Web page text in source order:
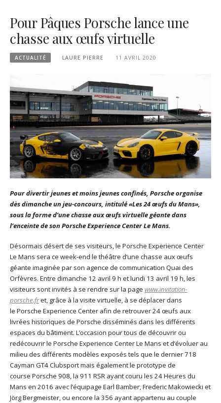
Pour Pâques Porsche lance une
chasse aux œufs virtuelle
ACTUALITÉ LAURE PIERRE 11 AVRIL 2020
Pour divertir jeunes et moins jeunes confinés, Porsche organise
dès dimanche un jeu-concours, intitulé «Les 24 œufs du Mans»,
sous la forme d’une chasse aux œufs virtuelle géante dans
l’enceinte de son Porsche Experience Center Le Mans.
Désormais désert de ses visiteurs, le Porsche Experience Center
Le Mans sera ce week-end le théâtre d’une chasse aux œufs
géante imaginée par son agence de communication Quai des
Orfèvres. Entre dimanche 12 avril 9 h et lundi 13 avril 19 h, les
visiteurs sont invités à se rendre sur la page www.invitation-
porsche.fret, grâce à la visite virtuelle, à se déplacer dans
le Porsche Experience Center afin de retrouver 24 œufs aux
livrées historiques de Porsche disséminés dans les différents
espaces du bâtiment. L’occasion pour tous de découvrir ou
redécouvrir le Porsche Experience Center Le Mans et d’évoluer au
milieu des différents modèles exposés tels que le dernier 718
Cayman GT4 Clubsport mais également le prototype de
course Porsche 908, la 911 RSR ayant couru les 24 Heures du
Mans en 2016 avec l’équipage Earl Bamber, Frederic Makowiecki et
Jörg Bergmeister, ou encore la 356 ayant appartenu au couple